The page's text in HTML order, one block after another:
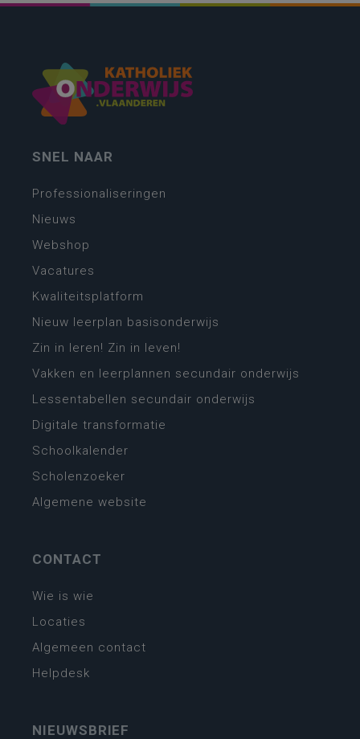
SNEL NAAR
Professionaliseringen
Nieuws
Webshop
Vacatures
Kwaliteitsplatform
Nieuw leerplan basisonderwijs
Zin in leren! Zin in leven!
Vakken en leerplannen secundair onderwijs
Lessentabellen secundair onderwijs
Digitale transformatie
Schoolkalender
Scholenzoeker
Algemene website
CONTACT
Wie is wie
Locaties
Algemeen contact
Helpdesk
NIEUWSBRIEF